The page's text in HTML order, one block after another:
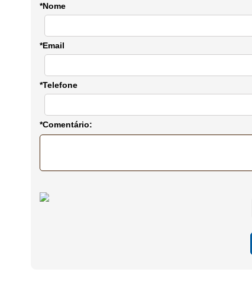
*Nome
*Email
*Telefone
*Comentário: